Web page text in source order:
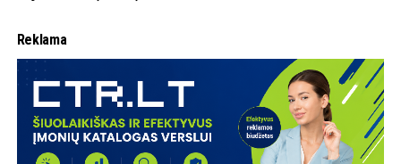
Reklama